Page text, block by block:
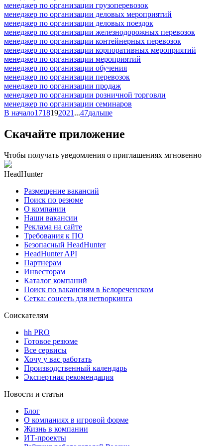
менеджер по организации грузоперевозок
менеджер по организации деловых мероприятий
менеджер по организации деловых поездок
менеджер по организации железнодорожных перевозок
менеджер по организации контейнерных перевозок
менеджер по организации корпоративных мероприятий
менеджер по организации мероприятий
менеджер по организации обучения
менеджер по организации перевозок
менеджер по организации продаж
менеджер по организации розничной торговли
менеджер по организации семинаров
В начало1718192021 ...47дальше
Скачайте приложение
Чтобы получать уведомления о приглашениях мгновенно
HeadHunter
Размещение вакансий
Поиск по резюме
О компании
Наши вакансии
Реклама на сайте
Требования к ПО
Безопасный HeadHunter
HeadHunter API
Партнерам
Инвесторам
Каталог компаний
Поиск по вакансиям в Белореченском
Сетка: соцсеть для нетворкинга
Соискателям
hh PRO
Готовое резюме
Все сервисы
Хочу у вас работать
Производственный календарь
Экспертная рекомендация
Новости и статьи
Блог
О компаниях в игровой форме
Жизнь в компании
ИТ-проекты